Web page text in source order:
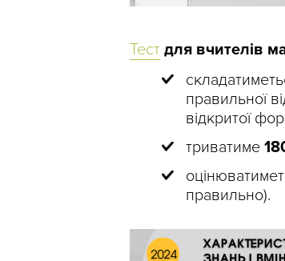
Тест для вчителів
правильної
відкритої
триватиме
правильно).